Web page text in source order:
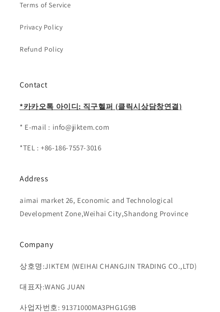
Terms of Service
Privacy Policy
Refund Policy
Contact
*카카오톡 아이디: 직구헬퍼 (클릭시상담창연결)
* E-mail : info@jiktem.com
*TEL : +86-186-7557-3016
Address
aimai market 26, Economic and Technological
Development Zone,Weihai City,Shandong Province
Company
상호명:JIKTEM (WEIHAI CHANGJIN TRADING CO.,LTD)
대표자:WANG JUAN
사업자번호: 91371000MA3PHG1G9B